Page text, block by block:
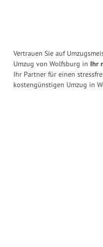
Vertrauen Sie auf
Umzug von Wolfsburg in Ihr
Ihr Partner für einen
kostengünstigen Umzug in